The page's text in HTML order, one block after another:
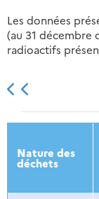
Les données
(au 31 décembre
radioactifs
2013
Nature des
déchets